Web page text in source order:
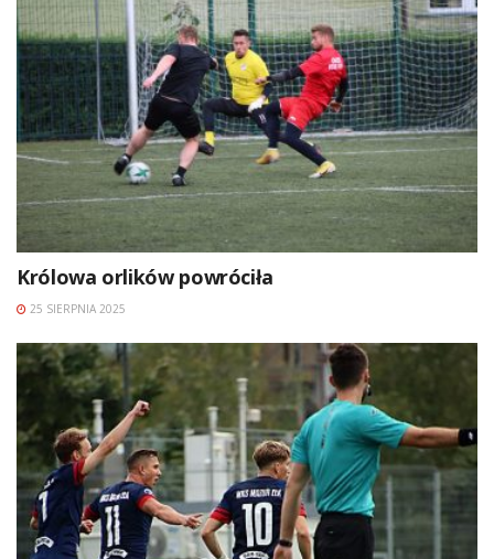
Królowa orlików powróciła
25 SIERPNIA 2025